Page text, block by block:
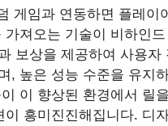
게임과 연동하면 플레
져오는 기술이 비하인
보상을 제공하여 사용
, 높은 성능 수준을 유지
이 향상된 환경에서 릴
흥미진진해집니다. 디